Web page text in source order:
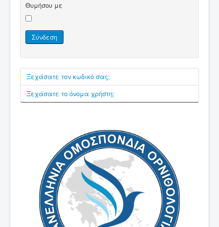
Επικοινωνία
Θυμήσου με
Σύνδεση
Ξεχάσατε τον κωδικό σας;
Ξεχάσατε το όνομα χρήστη;